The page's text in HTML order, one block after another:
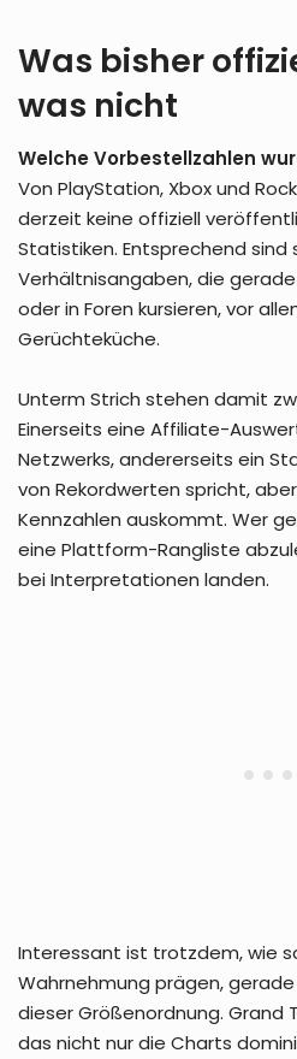
Was bisher
was nicht
Welche Vorbestellzahlen
Von PlayStation, Xbox und
derzeit keine offiziell
Statistiken. Entsprechend
Verhältnisangaben, die
oder in Foren kursieren, vor
Gerüchteküche.
Unterm Strich stehen damit
Einerseits eine Affiliate-
Netzwerks, andererseits ein
von Rekordwerten spricht,
Kennzahlen auskommt. Wer
eine Plattform-Rangliste
bei Interpretationen landen.
Interessant ist trotzdem, wie
Wahrnehmung prägen,
dieser Größenordnung. Grand
das nicht nur die Charts